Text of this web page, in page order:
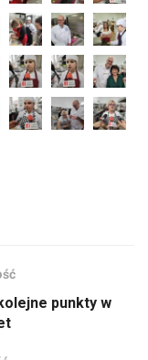
punkty w